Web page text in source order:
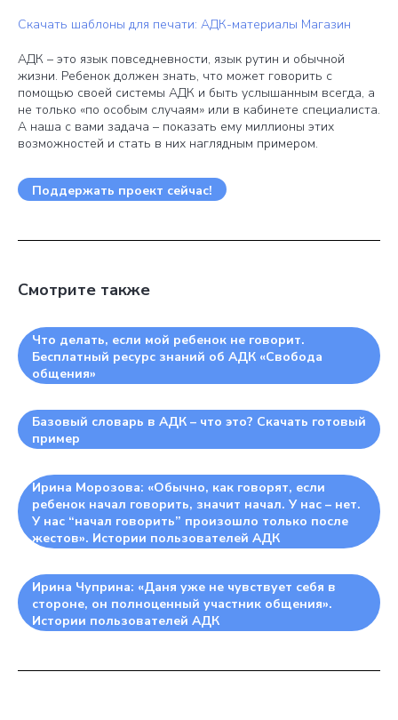
Скачать шаблоны для печати: АДК-материалы Магазин
АДК – это язык повседневности, язык рутин и обычной
жизни. Ребенок должен знать, что может говорить с
помощью своей системы АДК и быть услышанным всегда, а
не только «по особым случаям» или в кабинете специалиста.
А наша с вами задача – показать ему миллионы этих
возможностей и стать в них наглядным примером.
Поддержать проект сейчас!
Смотрите также
Что делать, если мой ребенок не говорит.
Бесплатный ресурс знаний об АДК «Свобода
общения»
Базовый словарь в АДК – что это? Скачать готовый
пример
Ирина Морозова: «Обычно, как говорят, если
ребенок начал говорить, значит начал. У нас – нет.
У нас “начал говорить” произошло только после
жестов». Истории пользователей АДК
Ирина Чуприна: «Даня уже не чувствует себя в
стороне, он полноценный участник общения».
Истории пользователей АДК